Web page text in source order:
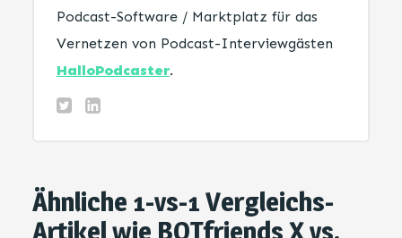
Podcast-Software / Marktplatz für das
Vernetzen von Podcast-Interviewgästen
HalloPodcaster.
Ähnliche 1-vs-1 Vergleichs-
Artikel wie BOTfriends X vs.